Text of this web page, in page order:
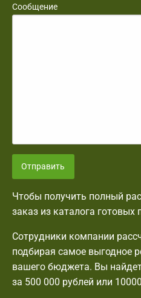
Сообщение
Отправить
Чтобы получить полный
заказ из каталога готовых
Сотрудники компании
подбирая самое выгодное
вашего бюджета. Вы
за 500 000 рублей или